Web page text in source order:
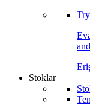
Stoklar